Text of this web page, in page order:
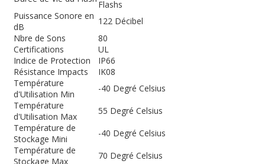
Flashs
Puissance Sonore en
dB
122 Décibel
Nbre de Sons
80
Certifications
UL
Indice de Protection
IP66
Résistance Impacts
IK08
Température
d'Utilisation Min
-40 Degré Celsius
Température
d'Utilisation Max
55 Degré Celsius
Température de
Stockage Mini
-40 Degré Celsius
Température de
Stockage Max
70 Degré Celsius